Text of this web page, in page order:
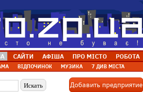
САЙТИ АФІША ПРО МІСТО РОБОТА
ВІДПОЧИНОК МУЗИКА 7 ДИВ МІСТА
Добавить предприятие